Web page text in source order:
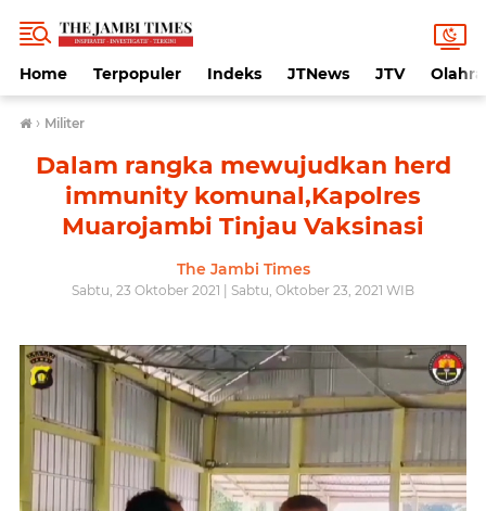
Home Terpopuler Indeks JTNews JTV
› Militer
Dalam rangka mewujudkan herd
immunity komunal,Kapolres
Muarojambi Tinjau Vaksinasi
The Jambi Times
Sabtu, 23 Oktober 2021 | Sabtu, Oktober 23, 2021 WIB